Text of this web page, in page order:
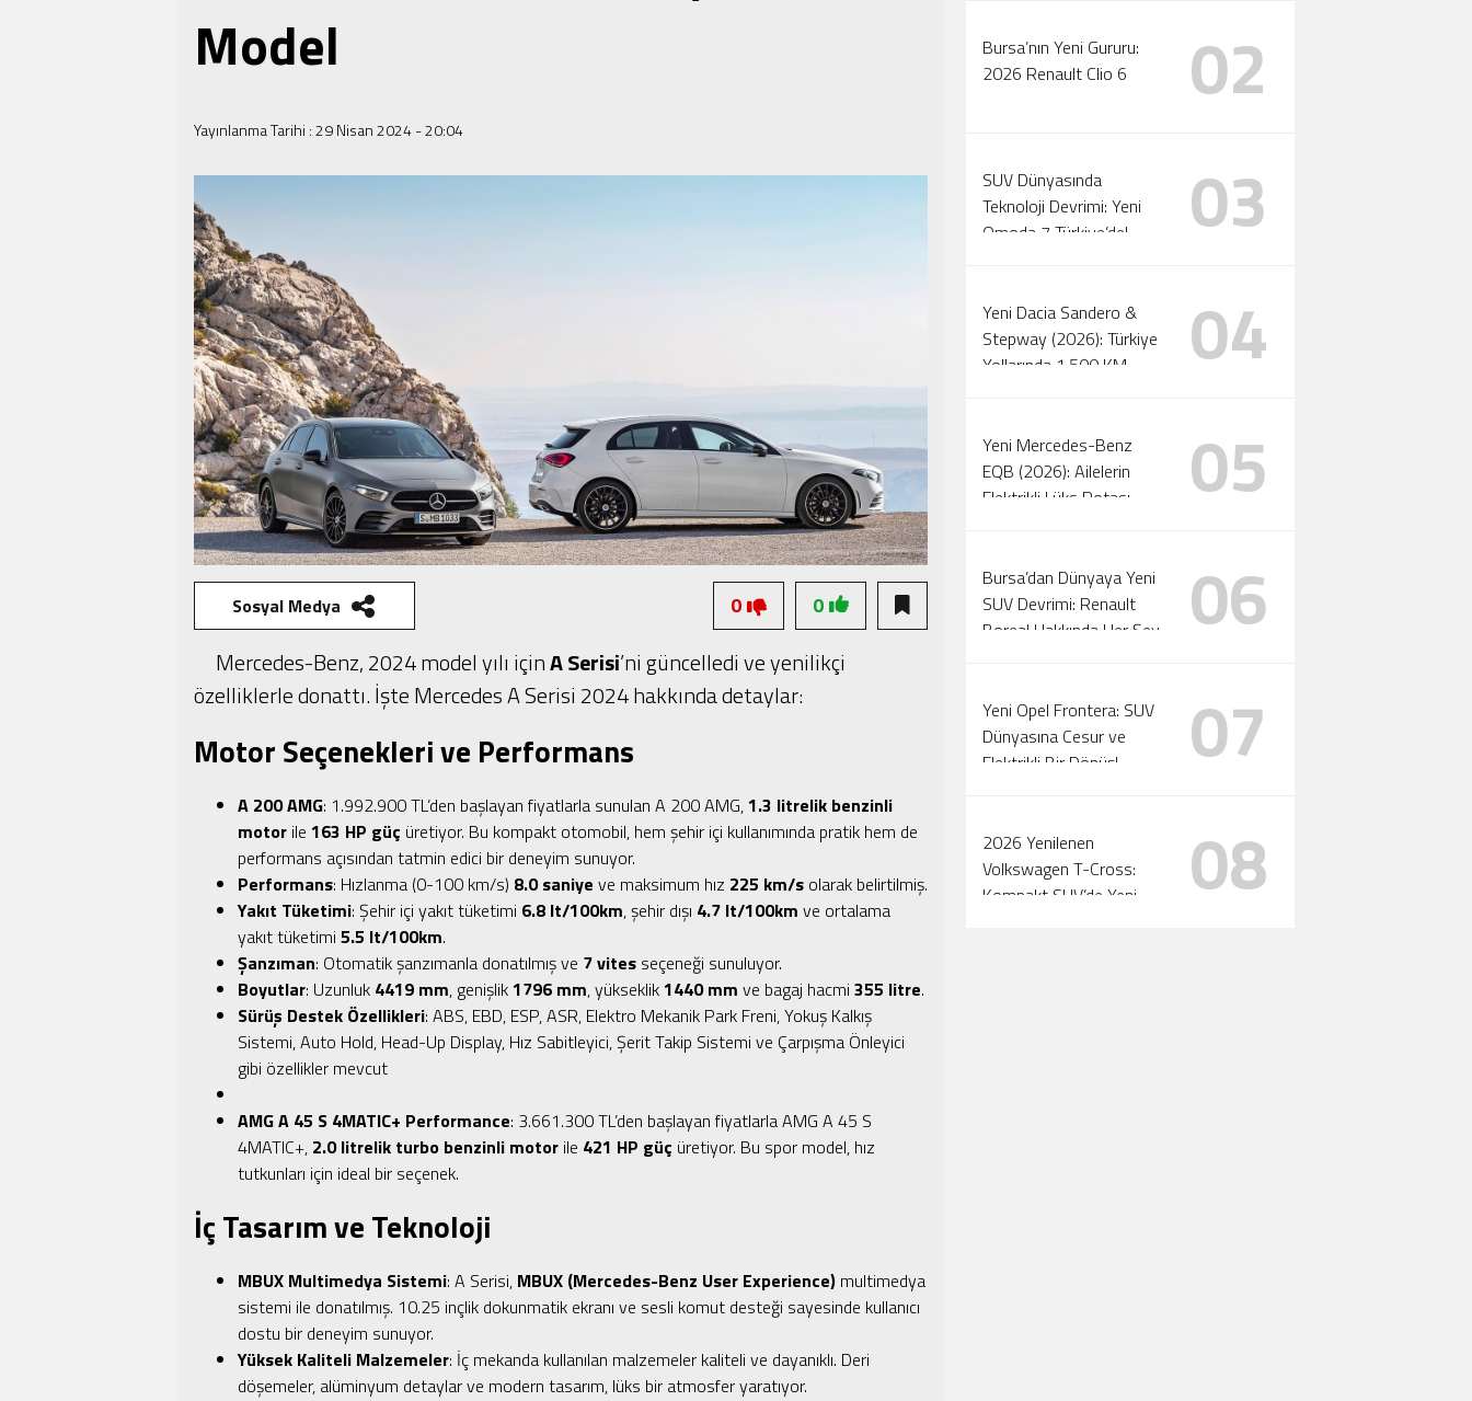
Model
Yayınlanma Tarihi :29 Nisan 2024 - 20:04
Sosyal Medya 0
0
Mercedes-Benz, 2024 model yılı içinA Serisi’ni güncelledi ve yenilikçi
özelliklerle donattı. İşte Mercedes A Serisi 2024 hakkında detaylar:
Motor Seçenekleri ve Performans
A 200 AMG: 1.992.900 TL’den başlayan fiyatlarla sunulan A 200 AMG,1.3 litrelik benzinli
motor ile 163 HP güç üretiyor. Bu kompakt otomobil, hem şehir içi kullanımında pratik hem de
performans açısından tatmin edici bir deneyim sunuyor.
Performans: Hızlanma (0-100 km/s) 8.0 saniye ve maksimum hız 225 km/s olarak belirtilmiş.
Yakıt Tüketimi: Şehir içi yakıt tüketimi 6.8 lt/100km, şehir dışı 4.7 lt/100km ve ortalama
yakıt tüketimi 5.5 lt/100km.
Şanzıman: Otomatik şanzımanla donatılmış ve 7 vites seçeneği sunuluyor.
Boyutlar: Uzunluk 4419 mm, genişlik1796 mm, yükseklik1440 mm ve bagaj hacmi 355 litre.
Sürüş Destek Özellikleri: ABS, EBD, ESP, ASR, Elektro Mekanik Park Freni, Yokuş Kalkış
Sistemi, Auto Hold, Head-Up Display, Hız Sabitleyici, Şerit Takip Sistemi ve Çarpışma Önleyici
gibi özellikler mevcut
AMG A 45 S 4MATIC+ Performance: 3.661.300 TL’den başlayan fiyatlarla AMG A 45 S
4MATIC+, 2.0 litrelik turbo benzinli motor ile 421 HP güç üretiyor. Bu spor model, hız
tutkunları için ideal bir seçenek.
İç Tasarım ve Teknoloji
MBUX Multimedya Sistemi: A Serisi, MBUX (Mercedes-Benz User Experience) multimedya
sistemi ile donatılmış. 10.25 inçlik dokunmatik ekranı ve sesli komut desteği sayesinde kullanıcı
dostu bir deneyim sunuyor.
Yüksek Kaliteli Malzemeler: İç mekanda kullanılan malzemeler kaliteli ve dayanıklı. Deri
döşemeler, alüminyum detaylar ve modern tasarım, lüks bir atmosfer yaratıyor.
Bursa’nın Yeni Gururu:
2026 Renault Clio 6
02
SUV Dünyasında
Teknoloji Devrimi: Yeni
Omoda 7 Türkiye’de!
03
Yeni Dacia Sandero &
Stepway (2026): Türkiye
Yollarında 1.500 KM
04
Yeni Mercedes-Benz
EQB (2026): Ailelerin
Elektrikli Lüks Rotası
05
Bursa’dan Dünyaya Yeni
SUV Devrimi: Renault
Boreal Hakkında Her Şey
06
Yeni Opel Frontera: SUV
Dünyasına Cesur ve
Elektrikli Bir Dönüş!
07
2026 Yenilenen
Volkswagen T-Cross:
Kompakt SUV’de Yeni
08